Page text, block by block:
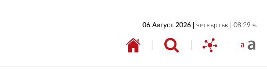
06 Август 2026 четвъртък 08:29 ч.
ИКОНОМИКА